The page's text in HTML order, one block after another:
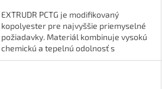
EXTRUDR PCTG je modifikovaný
kopolyester pre najvyššie priemyselné
požiadavky. Materiál kombinuje vysokú
chemickú a tepelnú odolnosť s
mechanickými vlastnosťami, ako je